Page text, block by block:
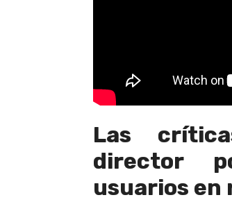
Las
director
usuarios en